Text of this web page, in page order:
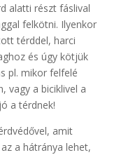
alatti részt fáslival
felkötni. Ilyenkor
térddel, harci
és úgy kötjük
pl. mikor felfelé
vagy a biciklivel a
a térdnek!
amit
a hátránya lehet,